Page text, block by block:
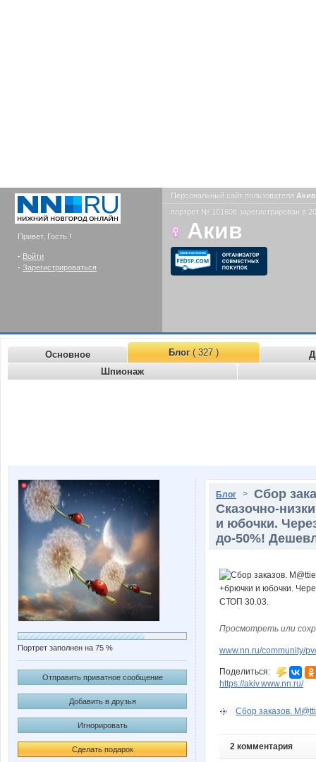
Привет, Гость !
- Войти
- Зарегистрироваться
Персональный сайт пользователя
портрет № 101608 зарегистрирован в
Акив
Основное Блог( 327 )
Шпионаж
Портрет заполнен на 75 %
Отправить приватное сообщение
Добавить в друзья
Игнорировать
Сделать подарок
Блог > Сбор
Сказочно-
и юбочки.
до-50%!
Просмотреть или
www.nn.ru/community/
Поделиться:
https://akiv.www.nn.ru/
Сбор заказов.
2 комментария